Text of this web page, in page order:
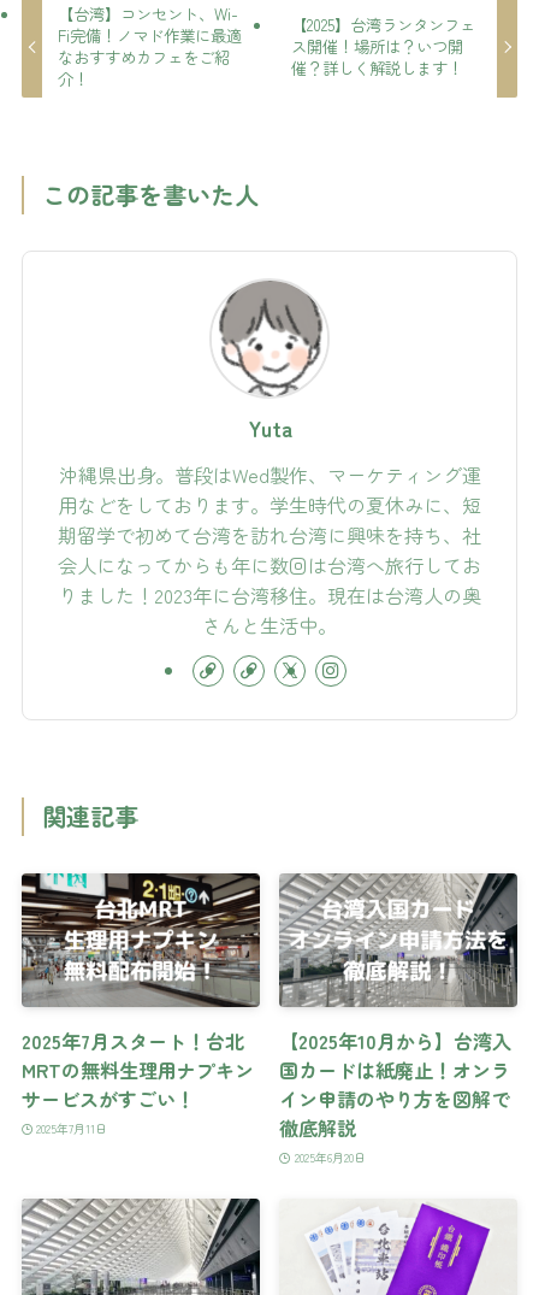
【台湾】コンセント、Wi-
Fi完備！ノマド作業に最適
なおすすめカフェをご紹
介！
【2025】台湾ランタンフェ
ス開催！場所は？いつ開
催？詳しく解説します！
この記事を書いた人
Yuta
沖縄県出身。普段はWed製作、マーケティング運
用などをしております。学生時代の夏休みに、短
期留学で初めて台湾を訪れ台湾に興味を持ち、社
会人になってからも年に数回は台湾へ旅行してお
りました！2023年に台湾移住。現在は台湾人の奥
さんと生活中。
関連記事
2025年7月スタート！台北
MRTの無料生理用ナプキン
サービスがすごい！
2025年7月11日
【2025年10月から】台湾入
国カードは紙廃止！オンラ
イン申請のやり方を図解で
徹底解説
2025年6月20日